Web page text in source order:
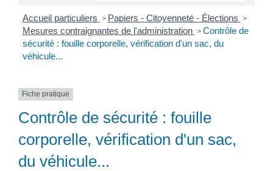
Accueil particuliers > Papiers - Citoyenneté - Élections >
Mesures contraignantes de l'administration > Contrôle de
sécurité : fouille corporelle, vérification d'un sac, du
véhicule...
Fiche pratique
Contrôle de sécurité : fouille
corporelle, vérification d'un sac,
du véhicule...